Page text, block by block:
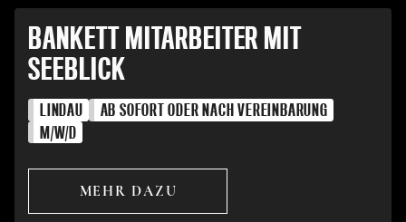
BANKETT MITARBEITER MIT
SEEBLICK
LINDAU
AB SOFORT ODER NACH VEREINBARUNG
M/W/D
MEHR DAZU